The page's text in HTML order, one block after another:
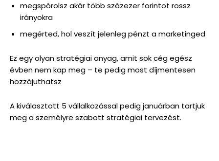
megspórolsz akár több százezer forintot rossz
irányokra
megérted, hol veszít jelenleg pénzt a marketinged
Ez egy olyan stratégiai anyag, amit sok cég egész
évben nem kap meg – te pedig most díjmentesen
hozzájuthatsz
A kiválasztott 5 vállalkozással pedig januárban tartjuk
meg a személyre szabott stratégiai tervezést.